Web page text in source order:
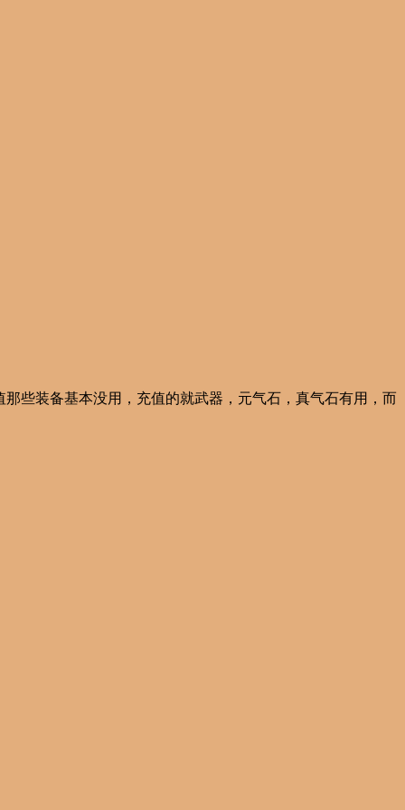
些装备基本没用，充值的就武器，元气石，真气石有用，而